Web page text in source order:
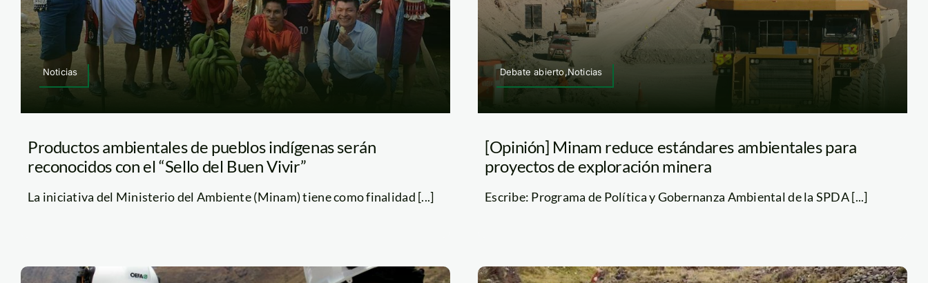
Noticias
Productos ambientales de pueblos indígenas serán
reconocidos con el “Sello del Buen Vivir”
La iniciativa del Ministerio del Ambiente (Minam) tiene como finalidad [...]
Debate abierto,Noticias
[Opinión] Minam reduce estándares ambientales para
proyectos de exploración minera
Escribe: Programa de Política y Gobernanza Ambiental de la SPDA [...]